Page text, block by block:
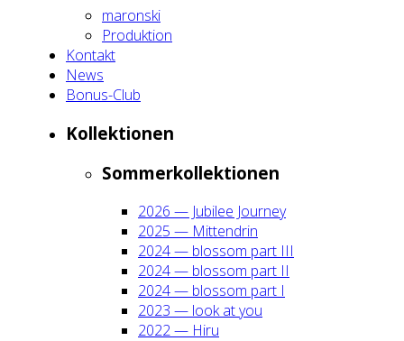
maron­ski
Pro­duk­ti­on
Kon­takt
News
Bonus-Club
Kol­lek­tio­nen
Som­mer­kol­lek­tio­nen
2026 — Jubi­lee Jour­ney
2025 — Mit­ten­drin
2024 — blos­som part III
2024 — blos­som part II
2024 — blos­som part I
2023 — look at you
2022 — Hiru